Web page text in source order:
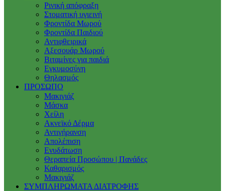
Ρινική απόφραξη
Στοματική υγιεινή
Φροντίδα Μωρού
Φροντίδα Παιδιού
Αντιφθειρικά
Αξεσουάρ Μωρού
Βιταμίνες για παιδιά
Εγκυμοσύνη
Θηλασμός
ΠΡΟΣΩΠΟ
Μακιγιάζ
Μάσκα
Χείλη
Ακνεϊκό Δέρμα
Αντιγήρανση
Απολέπιση
Ενυδάτωση
Θεραπεία Προσώπου | Πανάδες
Καθαρισμός
Μακιγιάζ
ΣΥΜΠΛΗΡΩΜΑΤΑ ΔΙΑΤΡΟΦΗΣ